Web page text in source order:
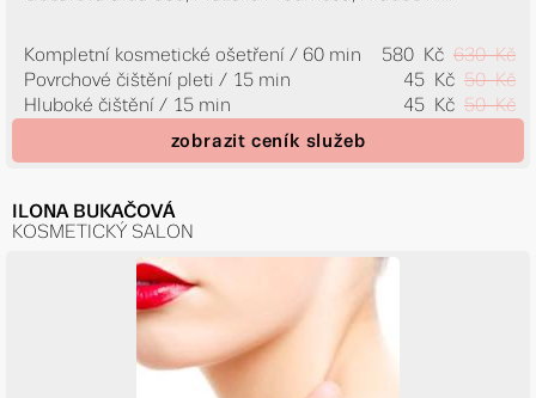
Kompletní kosmetické ošetření / 60 min 580 Kč 630 Kč
Povrchové čištění pleti / 15 min
45 Kč 50 Kč
Hluboké čištění / 15 min
45 Kč 50 Kč
zobrazit ceník služeb
ILONA BUKAČOVÁ
KOSMETICKÝ SALON